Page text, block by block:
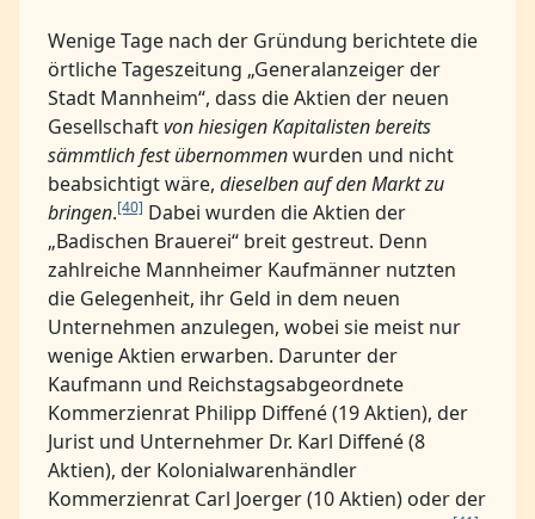
Wenige Tage nach der Gründung berichtete die
örtliche Tageszeitung „Generalanzeiger der
Stadt Mannheim“, dass die Aktien der neuen
Gesellschaftvon hiesigen Kapitalisten bereits
sämmtlich fest übernommenwurden und nicht
beabsichtigt wäre, dieselben auf den Markt zu
bringen.[40] Dabei wurden die Aktien der
„Badischen Brauerei“ breit gestreut. Denn
zahlreiche Mannheimer Kaufmänner nutzten
die Gelegenheit, ihr Geld in dem neuen
Unternehmen anzulegen, wobei sie meist nur
wenige Aktien erwarben. Darunter der
Kaufmann und Reichstagsabgeordnete
Kommerzienrat Philipp Diffené (19 Aktien), der
Jurist und Unternehmer Dr. Karl Diffené (8
Aktien), der Kolonialwarenhändler
Kommerzienrat Carl Joerger (10 Aktien) oder der